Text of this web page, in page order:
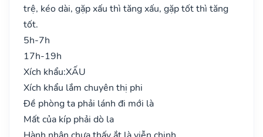
trệ, kéo dài, gặp xấu thì tăng xấu, gặp tốt thì tăng
tốt.
5h-7h
17h-19h
Xích khẩu:XẤU
Xích khẩu lắm chuyên thị phi
Đề phòng ta phải lánh đi mới là
Mất của kíp phải dò la